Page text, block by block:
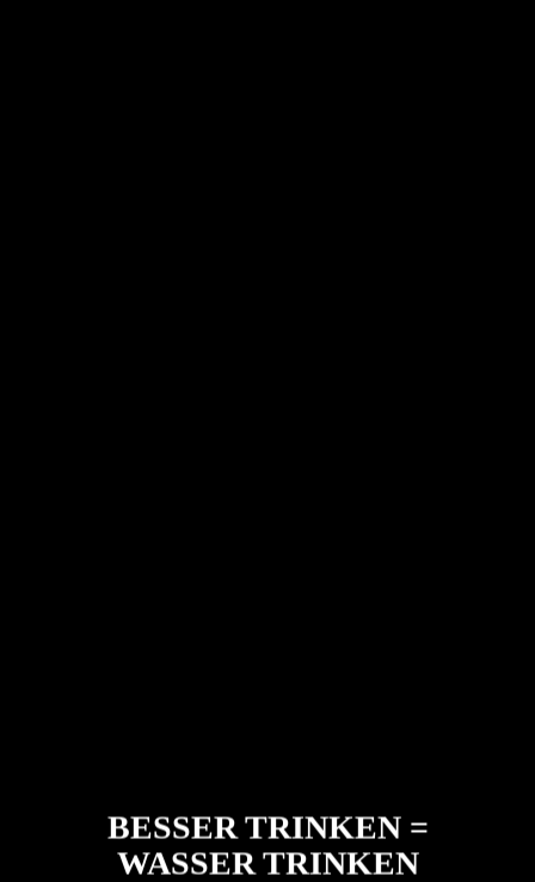
BESSER TRINKEN =
WASSER TRINKEN